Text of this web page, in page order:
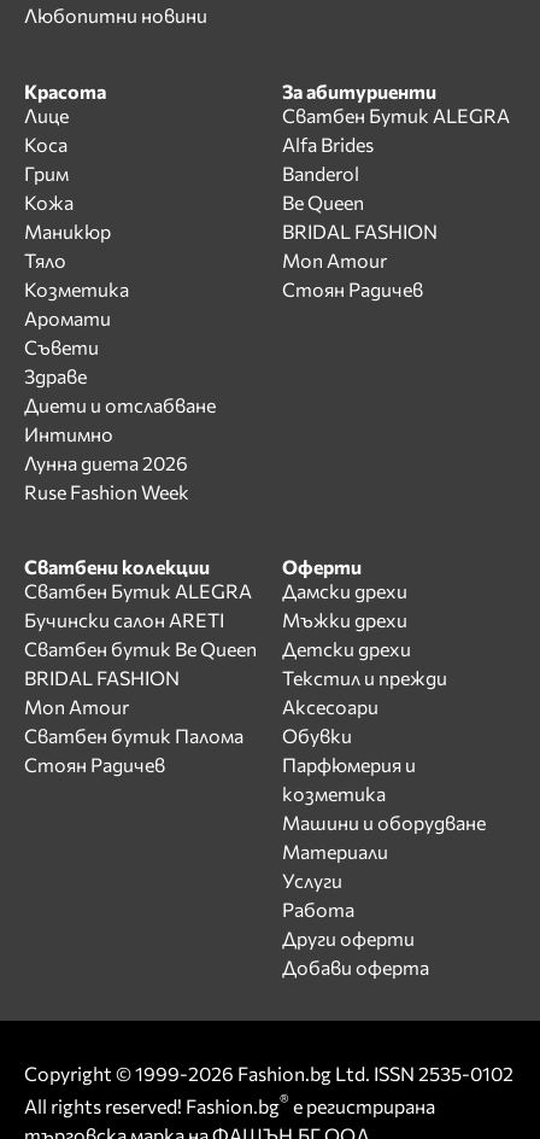
Любопитни новини
Красота
Лице
Коса
Грим
Кожа
Маникюр
Тяло
Козметика
Аромати
Съвети
Здраве
Диети и отслабване
Интимно
Лунна диета 2026
Ruse Fashion Week
За абитуриенти
Сватбен Бутик ALEGRA
Alfa Brides
Banderol
Be Queen
BRIDAL FASHION
Mon Amour
Стоян Радичев
Сватбени колекции
Сватбен Бутик ALEGRA
Бучински салон ARETI
Сватбен бутик Be Queen
BRIDAL FASHION
Mon Amour
Сватбен бутик Палома
Стоян Радичев
Оферти
Дамски дрехи
Мъжки дрехи
Детски дрехи
Текстил и прежди
Аксесоари
Обувки
Парфюмерия и
козметика
Машини и оборудване
Материали
Услуги
Работа
Други оферти
Добави оферта
Copyright © 1999-2026 Fashion.bg Ltd. ISSN 2535-0102
All rights reserved! Fashion.bg® е регистрирана